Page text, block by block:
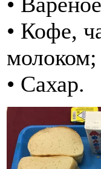
• Кофе,
молоком;
• Сахар.